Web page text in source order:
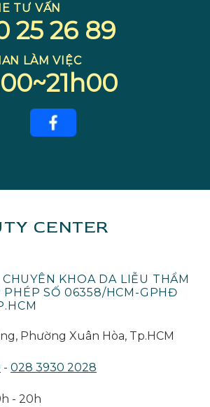
TƯ VẤN
25 26 89
LÀM VIỆC
CENTER
KHOA DA LIỄU THẨM
PHÉP SỐ 06358/HCM-GPHĐ
Phường Xuân Hòa, Tp.HCM
- 028 3930 2028
- 20h